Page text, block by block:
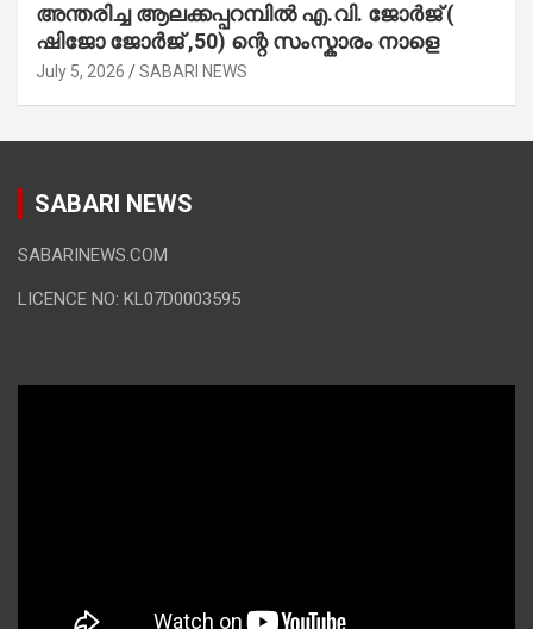
അന്തരിച്ച ആ​ല​ക്ക​പ്പ​റമ്പിൽ​ എ.​വി. ജോ​ർ​ജ് (
ഷിജോ ജോർജ് ,50) ന്റെ സംസ്കാരം നാളെ
July 5, 2026 SABARI NEWS
SABARI NEWS
SABARINEWS.COM
LICENCE NO: KL07D0003595